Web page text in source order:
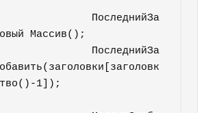
Массив();
1]);